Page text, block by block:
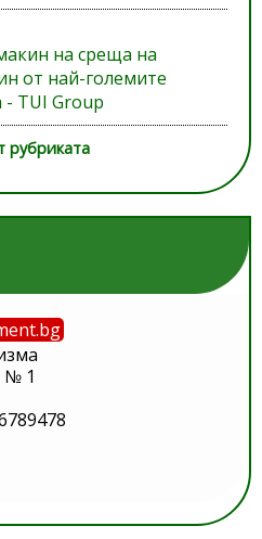
на среща на
от най-големите
- TUI Group
рубриката
№ 1